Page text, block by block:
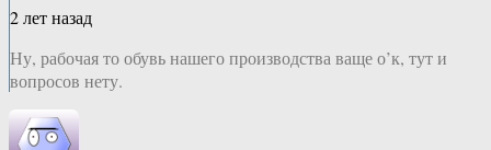
2 лет назад
Ну, рабочая то обувь нашего производства ваще о’к, тут и
вопросов нету.